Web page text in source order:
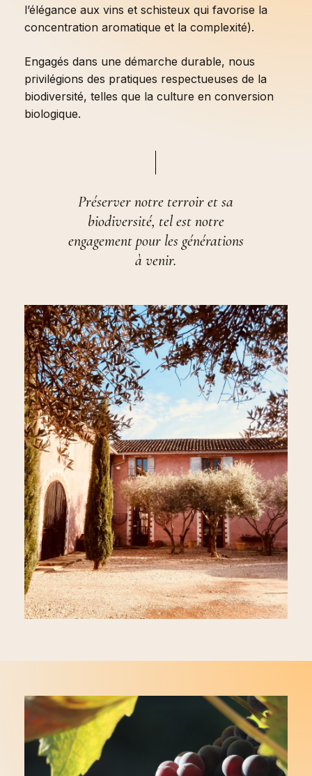
l’élégance aux vins et schisteux qui favorise la
concentration aromatique et la complexité).
Engagés dans une démarche durable, nous
privilégions des pratiques respectueuses de la
biodiversité, telles que la culture en conversion
biologique.
Préserver notre terroir et sa
biodiversité, tel est notre
engagement pour les générations
à venir.